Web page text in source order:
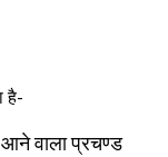
है-
आने वाला प्रचण्ड